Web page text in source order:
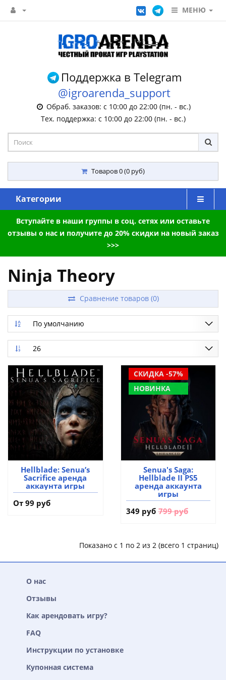
МЕНЮ
Поддержка в Telegram
@igroarenda_support
Обраб. заказов: с 10:00 до 22:00 (пн. - вс.)
Тех. поддержка: с 10:00 до 22:00 (пн. - вс.)
Товаров 0 (0 руб)
Категории
Вступайте в наши группы в соц. сетях или оставьте
отзывы о нас и получите до 20% скидки на новый заказ
>>>
Ninja Theory
Сравнение товаров (0)
По умолчанию
26
Hellblade: Senua’s
Sacrifice аренда
аккаунта игры
От 99 руб
СКИДКА -57%
НОВИНКА
Senua's Saga:
Hellblade II PS5
аренда аккаунта
игры
349 руб 799 руб
Показано с 1 по 2 из 2 (всего 1 страниц)
О нас
Отзывы
Как арендовать игру?
FAQ
Инструкции по установке
Купонная система